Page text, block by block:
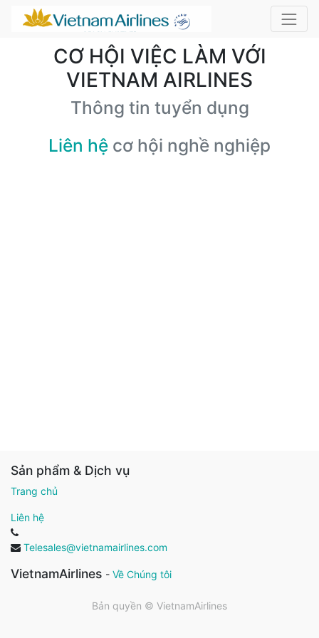
CƠ HỘI VIỆC LÀM VỚI
VIETNAM AIRLINES
Thông tin tuyển dụng
Liên hệ cơ hội nghề nghiệp
Sản phẩm & Dịch vụ
Trang chủ
Liên hệ
Telesales@vietnamairlines.com
VietnamAirlines - Về Chúng tôi
Bản quyền © VietnamAirlines